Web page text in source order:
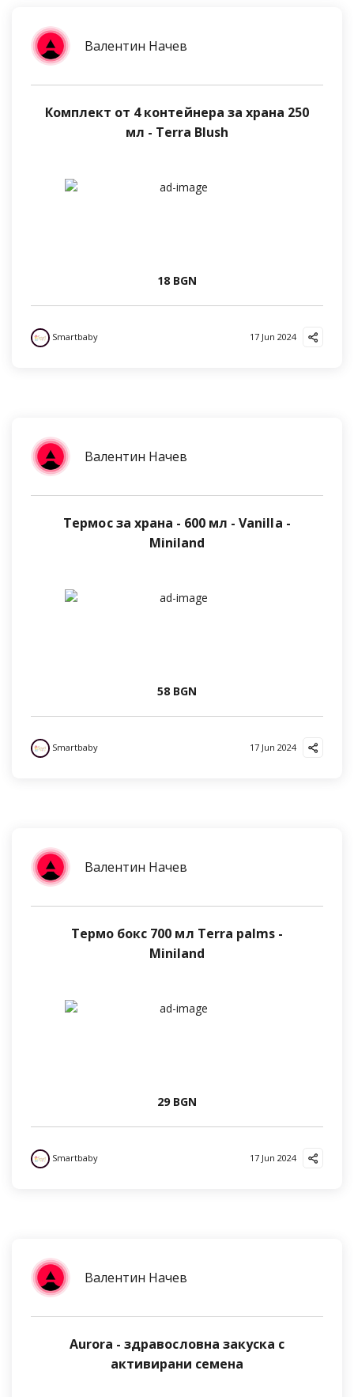
Валентин Начев
Комплект от 4 контейнера за храна 250
мл - Terra Blush
18 BGN
Smartbaby 17 Jun 2024
Валентин Начев
Термос за храна - 600 мл - Vanilla -
Miniland
58 BGN
Smartbaby 17 Jun 2024
Валентин Начев
Термо бокс 700 мл Terra palms -
Miniland
29 BGN
Smartbaby 17 Jun 2024
Валентин Начев
Aurora - здравословна закуска с
активирани семена